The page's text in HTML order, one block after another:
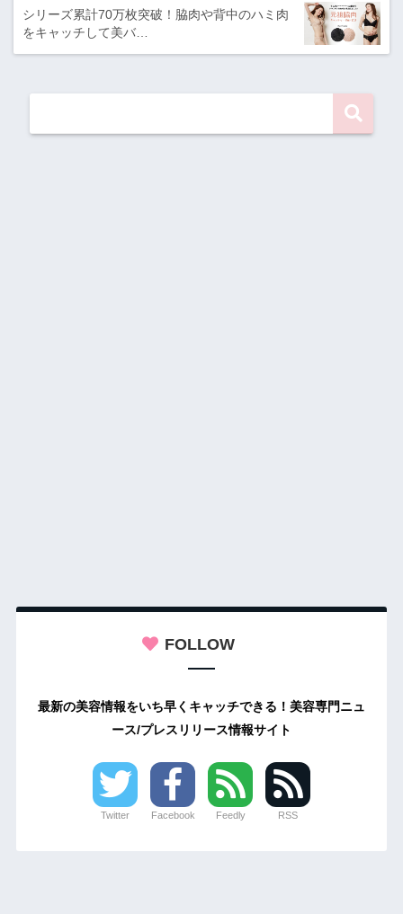
シリーズ累計70万枚突破！脇肉や背中のハミ肉
をキャッチして美バ…
FOLLOW
最新の美容情報をいち早くキャッチできる！美容専門ニュ
ース/プレスリリース情報サイト
Twitter Facebook Feedly RSS